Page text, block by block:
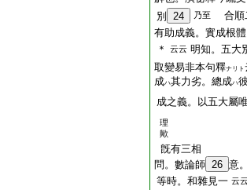
別
24 乃至
合順
有助成義。實成根
＊
云云 明知。五大
取變易非本句釋ナリト
成ハ其力劣。總成ハ
成之義。以五大屬
理
歟
旣有三相
問。數論師 26 意
等時。和雜見一 云